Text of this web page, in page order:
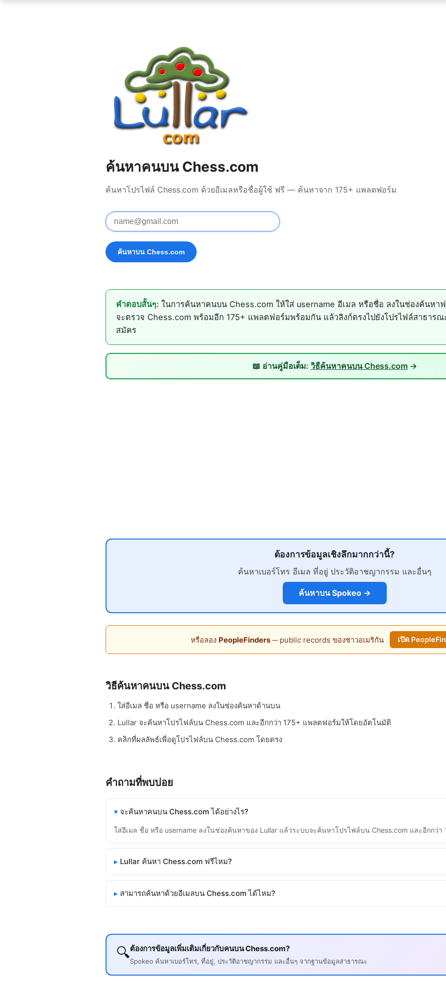
ค้นหาคนบน Chess.com
ค้นหาโปรไฟล์ Chess.com ด้วยอีเมลหรือชื่อผู้ใช้ ฟรี — ค้นหาจาก 175+ แพลตฟอร์ม
คำตอบสั้นๆ: ในการค้นหาคนบน Chess.com ให้ใส่ username อีเมล หรือชื่อ ลงในช่องค้นห
จะตรวจ Chess.com พร้อมอีก 175+ แพลตฟอร์มพร้อมกัน แล้วลิงก์ตรงไปยังโปรไฟล์สาธาร
สมัคร
📖 อ่านคู่มือเต็ม: วิธีค้นหาคนบน Chess.com→
ต้องการข้อมูลเชิงลึกมากกว่านี้?
ค้นหาเบอร์โทร อีเมล ที่อยู่ ประวัติอาชญากรรม และอื่นๆ
ค้นหาบน Spokeo →
หรือลอง PeopleFinders─ public records ของชาวอเมริกัน เปิด
วิธีค้นหาคนบน Chess.com
ใส่อีเมล ชื่อ หรือ username ลงในช่องค้นหาด้านบน
Lullar จะค้นหาโปรไฟล์บน Chess.com และอีกกว่า 175+ แพลตฟอร์มให้โดยอัตโนมัติ
คลิกที่ผลลัพธ์เพื่อดูโปรไฟล์บน Chess.com โดยตรง
คำถามที่พบบ่อย
จะค้นหาคนบน Chess.com ได้อย่างไร?
ใส่อีเมล ชื่อ หรือ username ลงในช่องค้นหาของ Lullar แล้วระบบจะค้นหาโปรไฟล์บน Chess.com และอีกกว่
Lullar ค้นหา Chess.com ฟรีไหม?
สามารถค้นหาด้วยอีเมลบน Chess.com ได้ไหม?
🔍ต้องการข้อมูลเพิ่มเติมเกี่ยวกับคนบน Chess.com?
Spokeo ค้นหาเบอร์โทร, ที่อยู่, ประวัติอาชญากรรม และอื่นๆ จากฐานข้อมูลสาธารณะ